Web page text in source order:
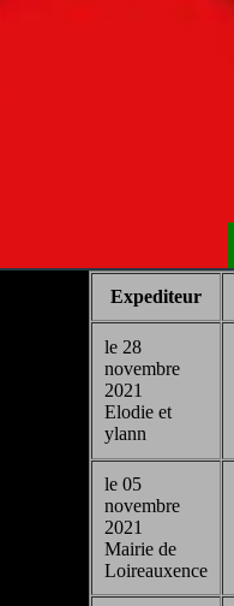
Expediteur
le 28
novembre
2021
Elodie et
ylann
le 05
novembre
2021
Mairie de
Loireauxence